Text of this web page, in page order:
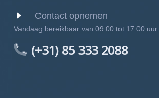
Contact opnemen
Vandaag bereikbaar van 09:00 tot 17:00 uur.
(+31) 85 333 2088